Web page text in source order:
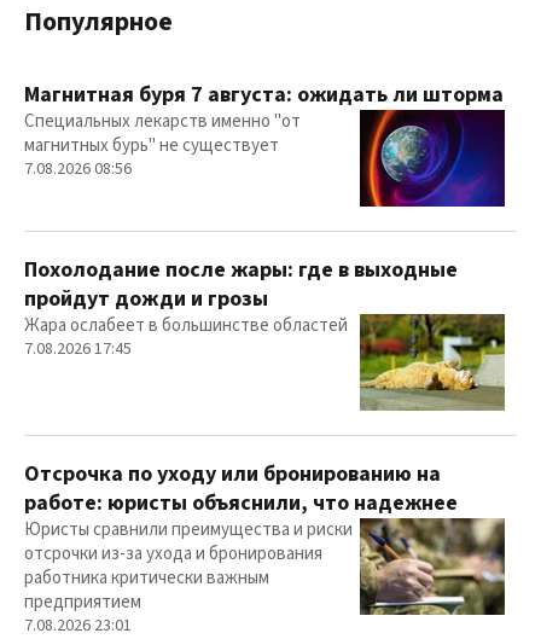
Популярное
Магнитная буря 7 августа: ожидать ли шторма
Специальных лекарств именно "от
магнитных бурь" не существует
7.08.2026 08:56
Похолодание после жары: где в выходные
пройдут дожди и грозы
Жара ослабеет в большинстве областей
7.08.2026 17:45
Отсрочка по уходу или бронированию на
работе: юристы объяснили, что надежнее
Юристы сравнили преимущества и риски
отсрочки из-за ухода и бронирования
работника критически важным
предприятием
7.08.2026 23:01